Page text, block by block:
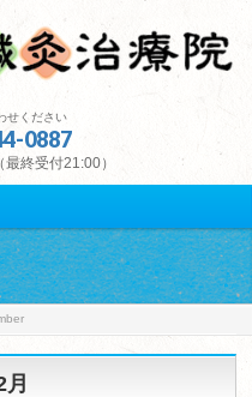
せください
0887
終受付21:00）